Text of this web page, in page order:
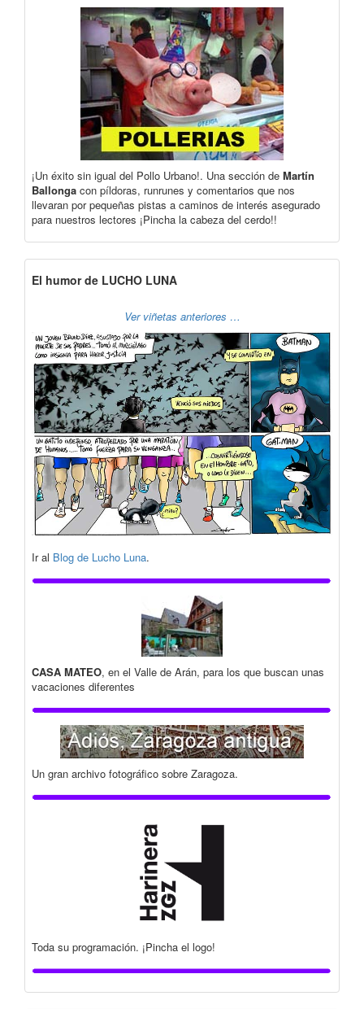
¡Un éxito sin igual del Pollo Urbano!. Una sección de Martín
Ballonga con píldoras, runrunes y comentarios que nos
llevaran por pequeñas pistas a caminos de interés asegurado
para nuestros lectores ¡Pincha la cabeza del cerdo!!
El humor de LUCHO LUNA
Ver viñetas anteriores …
Ir al Blog de Lucho Luna.
CASA MATEO, en el Valle de Arán, para los que buscan unas
vacaciones diferentes
Un gran archivo fotográfico sobre Zaragoza.
Toda su programación. ¡Pincha el logo!